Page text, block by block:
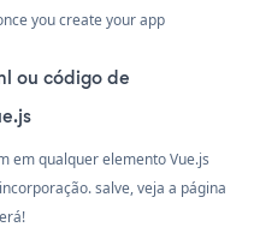
you create your app
ou código de
em qualquer elemento Vue.js
salve, veja a página